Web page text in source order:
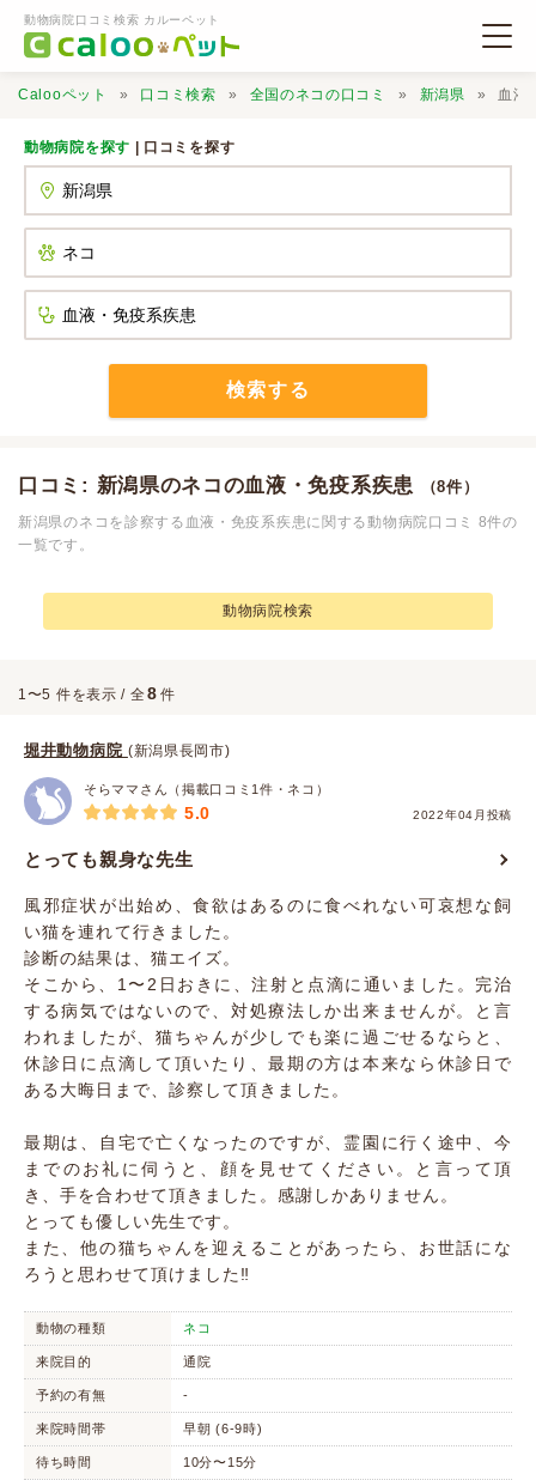
動物病院口コミ検索 カルーペット
口コミ検索
Calooペット 口コミ検索 全国のネコの口コミ 新潟県 血液
動物病院を探す | 口コミを探す
検索する
口コミ: 新潟県のネコの血液・免疫系疾患 （8件）
新潟県のネコを診察する血液・免疫系疾患に関する動物病院口コミ 8件の
一覧です。
動物病院検索
1〜5 件を表示 / 全8 件
堀井動物病院 (新潟県長岡市)
そらママさん（掲載口コミ1件・ネコ）
2022年04月投稿
5.0
とっても親身な先生
風邪症状が出始め、食欲はあるのに食べれない可哀想な飼
い猫を連れて行きました。
診断の結果は、猫エイズ。
そこから、1〜2日おきに、注射と点滴に通いました。完治
する病気ではないので、対処療法しか出来ませんが。と言
われましたが、猫ちゃんが少しでも楽に過ごせるならと、
休診日に点滴して頂いたり、最期の方は本来なら休診日で
ある大晦日まで、診察して頂きました。
最期は、自宅で亡くなったのですが、霊園に行く途中、今
までのお礼に伺うと、顔を見せてください。と言って頂
き、手を合わせて頂きました。感謝しかありません。
とっても優しい先生です。
また、他の猫ちゃんを迎えることがあったら、お世話にな
ろうと思わせて頂けました‼️
動物の種類 ネコ
来院目的 通院
予約の有無 -
来院時間帯 早朝 (6-9時)
待ち時間 10分〜15分